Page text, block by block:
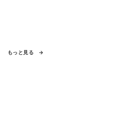
もっと見る